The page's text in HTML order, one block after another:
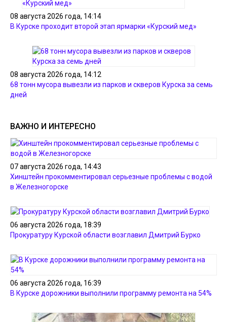
08 августа 2026 года, 14:14
В Курске проходит второй этап ярмарки «Курский мед»
08 августа 2026 года, 14:12
68 тонн мусора вывезли из парков и скверов Курска за семь
дней
ВАЖНО И ИНТЕРЕСНО
07 августа 2026 года, 14:43
Хинштейн прокомментировал серьезные проблемы с водой
в Железногорске
06 августа 2026 года, 18:39
Прокуратуру Курской области возглавил Дмитрий Бурко
06 августа 2026 года, 16:39
В Курске дорожники выполнили программу ремонта на 54%